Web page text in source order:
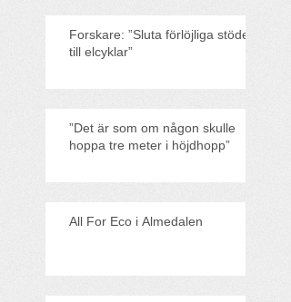
Forskare: ”Sluta förlöjliga stödet
till elcyklar”
”Det är som om någon skulle
hoppa tre meter i höjdhopp”
All For Eco i Almedalen